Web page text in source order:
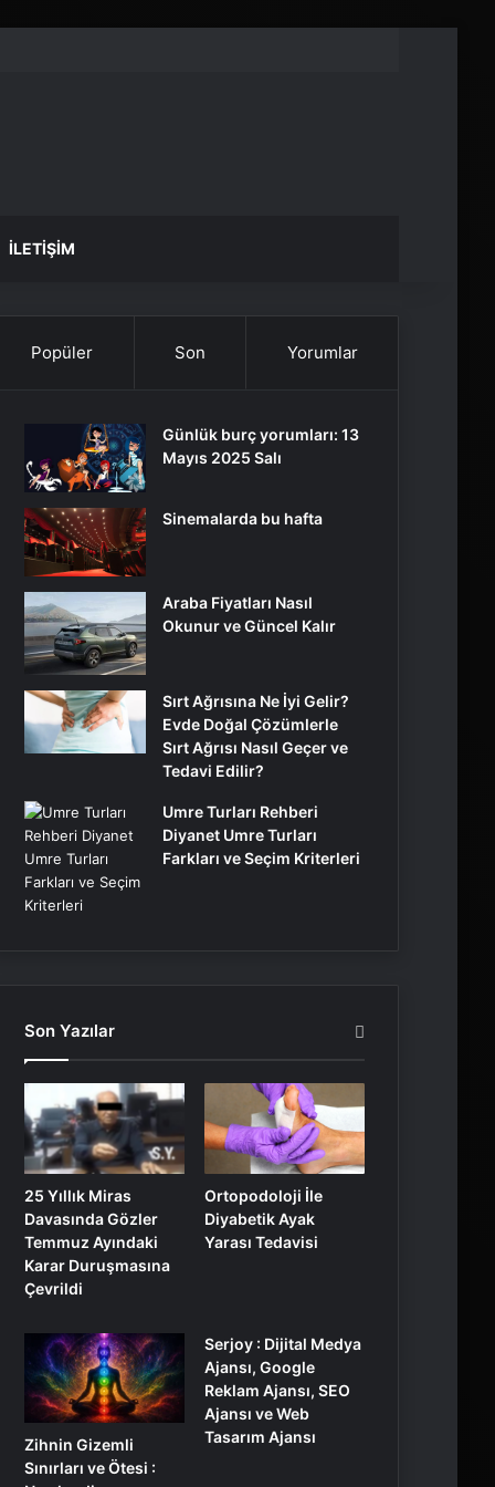
İLETIŞIM
Popüler Son Yorumlar
Günlük burç yorumları: 13
Mayıs 2025 Salı
Sinemalarda bu hafta
Araba Fiyatları Nasıl
Okunur ve Güncel Kalır
Sırt Ağrısına Ne İyi Gelir?
Evde Doğal Çözümlerle
Sırt Ağrısı Nasıl Geçer ve
Tedavi Edilir?
Umre Turları Rehberi
Diyanet Umre Turları
Farkları ve Seçim Kriterleri
Son Yazılar
25 Yıllık Miras
Davasında Gözler
Temmuz Ayındaki
Karar Duruşmasına
Çevrildi
Ortopodoloji İle
Diyabetik Ayak
Yarası Tedavisi
Zihnin Gizemli
Sınırları ve Ötesi :
Serjoy : Dijital Medya
Ajansı, Google
Reklam Ajansı, SEO
Ajansı ve Web
Tasarım Ajansı